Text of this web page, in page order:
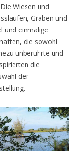
Wiesen und
Gräben und
und einmalige
die sowohl
unberührte und
die
der